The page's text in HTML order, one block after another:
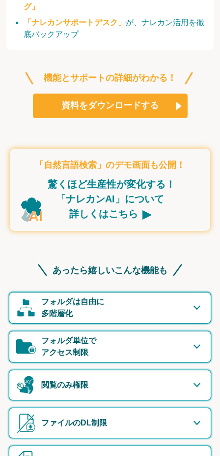
グ」
「ナレカンサポートデスク」 が、ナレカン活用を徹
底バックアップ
機能とサポートの詳細がわかる！
資料をダウンロードする
「自然言語検索」のデモ画面も公開！
驚くほど生産性が変化する！
「ナレカンAI」について
詳しくはこちら ▸
あったら嬉しいこんな機能も
フォルダは自由に
多階層化
フォルダ単位で
アクセス制限
閲覧のみ権限
ファイルのDL制限